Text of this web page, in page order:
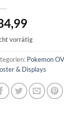
vorrätig
Pokemon
& Displays